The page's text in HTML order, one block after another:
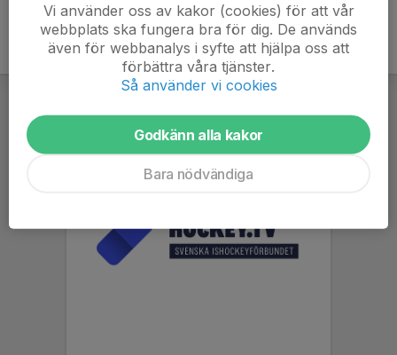
Vi använder oss av kakor (cookies) för att vår
webbplats ska fungera bra för dig. De används
även för webbanalys i syfte att hjälpa oss att
förbättra våra tjänster.
Så använder vi cookies
Godkänn alla kakor
Bara nödvändiga